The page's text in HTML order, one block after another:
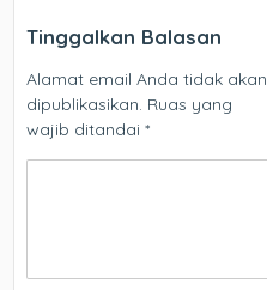
Tinggalkan Balasan
Alamat email Anda tidak akan
dipublikasikan. Ruas yang
wajib ditandai*